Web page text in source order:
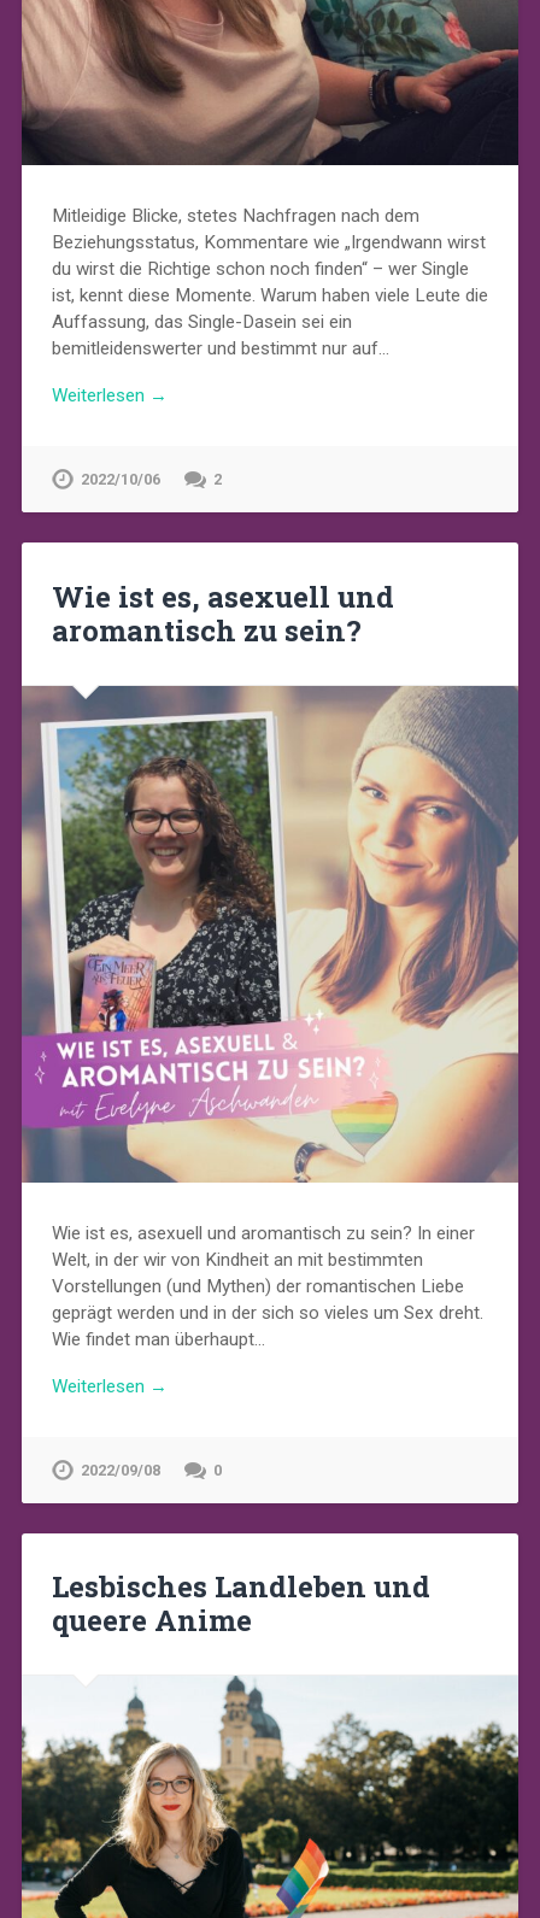
Mitleidige Blicke, stetes Nachfragen nach dem
Beziehungsstatus, Kommentare wie „Irgendwann wirst
du wirst die Richtige schon noch finden“ – wer Single
ist, kennt diese Momente. Warum haben viele Leute die
Auffassung, das Single-Dasein sei ein
bemitleidenswerter und bestimmt nur auf…
Weiterlesen →
2022/10/06 2
Wie ist es, asexuell und
aromantisch zu sein?
Wie ist es, asexuell und aromantisch zu sein? In einer
Welt, in der wir von Kindheit an mit bestimmten
Vorstellungen (und Mythen) der romantischen Liebe
geprägt werden und in der sich so vieles um Sex dreht.
Wie findet man überhaupt…
Weiterlesen →
2022/09/08 0
Lesbisches Landleben und
queere Anime